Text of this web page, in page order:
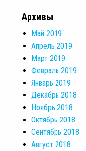
Архивы
Май 2019
Апрель 2019
Март 2019
Февраль 2019
Январь 2019
Декабрь 2018
Ноябрь 2018
Октябрь 2018
Сентябрь 2018
Август 2018